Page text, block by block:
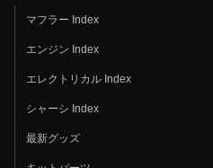
マフラー Index
エンジン Index
エレクトリカル Index
シャーシ Index
最新グッズ